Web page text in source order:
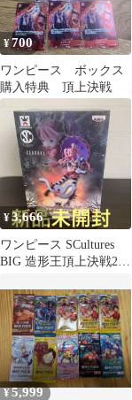
¥700
ワンピース ボックス
購入特典 頂上決戦
¥3,666
ワンピース SCultures
BIG 造形王頂上決戦2
¥5,999